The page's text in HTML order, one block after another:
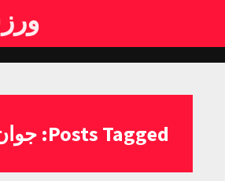
Posts Tagged: جوان